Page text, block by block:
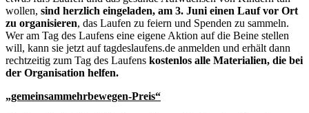
wollen, sind herzlich eingeladen, am 3. Juni einen Lauf vor Ort
zu organisieren, das Laufen zu feiern und Spenden zu sammeln.
Wer am Tag des Laufens eine eigene Aktion auf die Beine stellen
will, kann sie jetzt auf tagdeslaufens.de anmelden und erhält dann
rechtzeitig zum Tag des Laufens kostenlos alle Materialien, die bei
der Organisation helfen.
„gemeinsammehrbewegen-Preis“